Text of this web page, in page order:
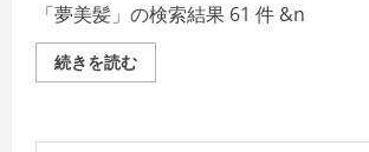
「夢美髪」の検索結果 61 件 &n
続きを読む女
性
剤